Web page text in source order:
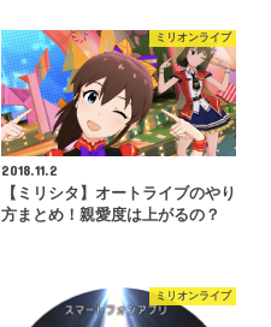
ミリオンライブ
2018.11.2
【ミリシタ】オートライブのやり
方まとめ！親愛度は上がるの？
ミリオンライブ